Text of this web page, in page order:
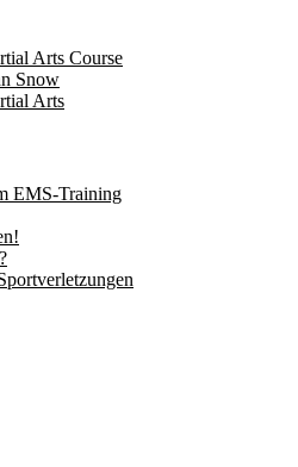
Arts Course
Snow
Arts
EMS-Training